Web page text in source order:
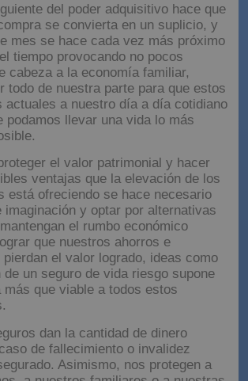
del poder adquisitivo hace que
se convierta en un suplicio, y
mes se hace cada vez más próximo
tiempo provocando no pocos
cabeza a la economía familiar,
todo de nuestra parte para que estos
actuales a nuestro día a día cotidiano
podamos llevar una vida lo más
el valor patrimonial y hacer
ventajas que la elevación de los
está ofreciendo se hace necesario
imaginación y optar por alternativas
el rumbo económico
que nuestros ahorros e
el valor logrado, ideas como
de un seguro de vida riesgo supone
más que viable a todos estos
dan la cantidad de dinero
de fallecimiento o invalidez
Asimismo, nos protegen a